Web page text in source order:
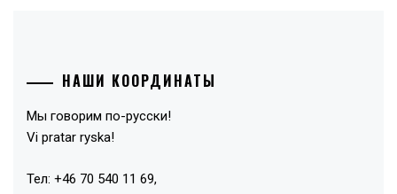
НАШИ КООРДИНАТЫ
Мы говорим по-русски!
Vi pratar ryska!
Тел: +46 70 540 11 69,